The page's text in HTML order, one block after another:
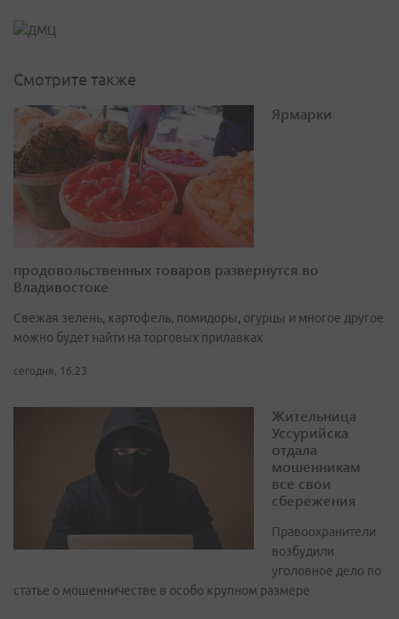
Смотрите также
Ярмарки
продовольственных товаров развернутся во
Владивостоке
Свежая зелень, картофель, помидоры, огурцы и многое другое
можно будет найти на торговых прилавках
сегодня, 16:23
Жительница
Уссурийска
отдала
мошенникам
все свои
сбережения
Правоохранители
возбудили
уголовное дело по
статье о мошенничестве в особо крупном размере